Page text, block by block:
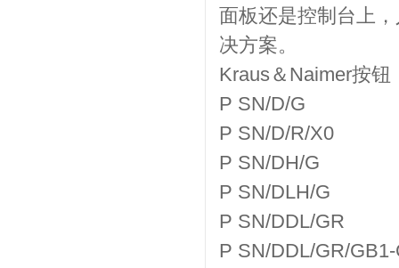
面板还是控制台上
决方案。
Kraus＆Naimer按钮
P SN/D/G
P SN/D/R/X0
P SN/DH/G
P SN/DLH/G
P SN/DDL/GR
P SN/DDL/GR/